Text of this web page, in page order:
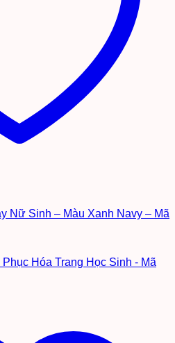
Nữ Sinh – Màu Xanh Navy – Mã